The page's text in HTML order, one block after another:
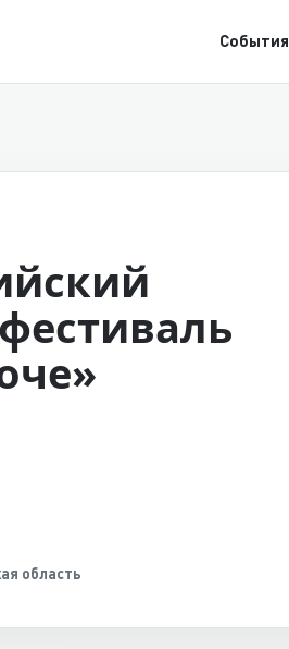
События
область